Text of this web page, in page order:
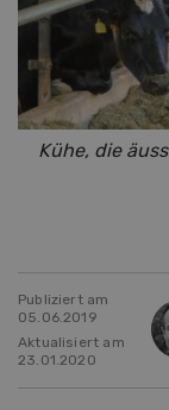
Kühe, die
Publiziert am
05.06.2019
Aktualisiert am
23.01.2020